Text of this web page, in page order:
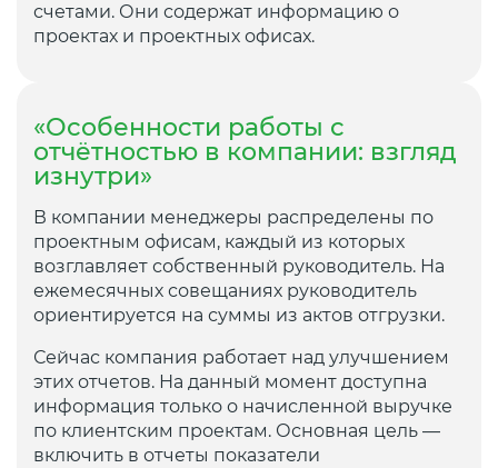
счетами. Они содержат информацию о
проектах и проектных офисах.
«Особенности работы с
отчётностью в компании: взгляд
изнутри»
В компании менеджеры распределены по
проектным офисам, каждый из которых
возглавляет собственный руководитель. На
ежемесячных совещаниях руководитель
ориентируется на суммы из актов отгрузки.
Сейчас компания работает над улучшением
этих отчетов. На данный момент доступна
информация только о начисленной выручке
по клиентским проектам. Основная цель —
включить в отчеты показатели